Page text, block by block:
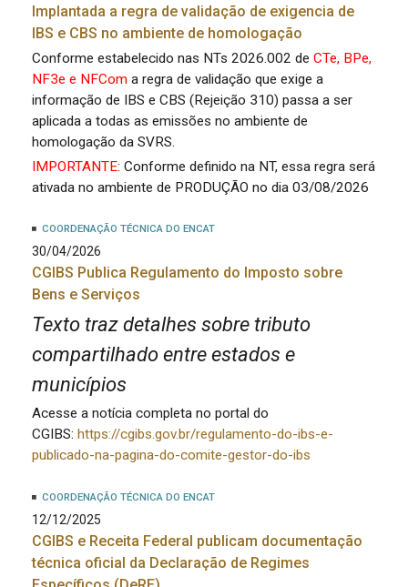
Implantada a regra de validação de exigencia de
IBS e CBS no ambiente de homologação
Conforme estabelecido nas NTs 2026.002 de CTe, BPe,
NF3e e NFComa regra de validação que exige a
informação de IBS e CBS (Rejeição 310) passa a ser
aplicada a todas as emissões no ambiente de
homologação da SVRS.
IMPORTANTE: Conforme definido na NT, essa regra será
ativada no ambiente de PRODUÇÃO no dia 03/08/2026
COORDENAÇÃO TÉCNICA DO ENCAT
30/04/2026
CGIBS Publica Regulamento do Imposto sobre
Bens e Serviços
Texto traz detalhes sobre tributo
compartilhado entre estados e
municípios
Acesse a notícia completa no portal do
CGIBS: https://cgibs.gov.br/regulamento-do-ibs-e-
publicado-na-pagina-do-comite-gestor-do-ibs
COORDENAÇÃO TÉCNICA DO ENCAT
12/12/2025
CGIBS e Receita Federal publicam documentação
técnica oficial da Declaração de Regimes